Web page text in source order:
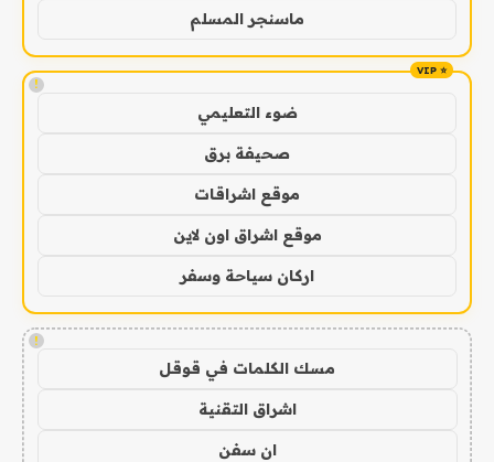
ماسنجر المسلم
!
ضوء التعليمي
صحيفة برق
موقع اشراقات
موقع اشراق اون لاين
اركان سياحة وسفر
!
مسك الكلمات في قوقل
اشراق التقنية
ان سفن